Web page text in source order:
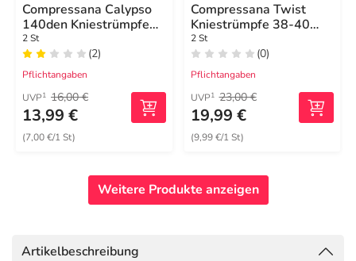
Compressana Calypso
140den Kniestrümpfe
silk Größe 3
2 St
(2)
Pflichtangaben
UVP1 16,00 €
13,99 €
(7,00 €/1 St)
Compressana Twist
Kniestrümpfe 38-40
vanilla
2 St
(0)
Pflichtangaben
UVP1 23,00 €
19,99 €
(9,99 €/1 St)
Weitere Produkte anzeigen
Artikelbeschreibung